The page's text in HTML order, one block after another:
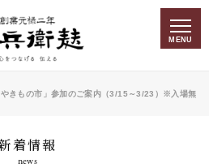
MENU
やきもの市」参加のご案内（3/15～3/23）※入場無
着情報
news